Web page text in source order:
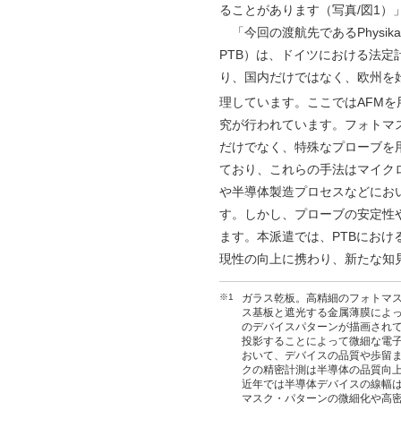
ることがあります（写真/図1）
「今回の渡航先である
PTB）は、ドイツにおける法定
り、国内だけではなく、欧州
理しています。ここではAFM
究が行われています。フォト
だけでなく、特殊なプローブ
ており、これらの手法はマイ
や半導体製造プロセスなどに
す。しかし、プローブの安定
ます。本派遣では、PTBにお
現性の向上に携わり、新たな
※1
ガラス乾板。高精細のフォトマ
ス基板と遮光する金属薄膜によ
のデバイスパターンが描画され
投影することによって微細な電
おいて、デバイスの品質や歩留
クの精密計測は半導体の品質向
近年では半導体デバイスの線幅
マスク・パターンの微細化や高